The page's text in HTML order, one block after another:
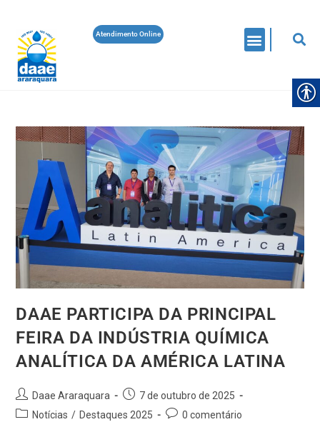
Atendimento Online
DAAE PARTICIPA DA PRINCIPAL
FEIRA DA INDÚSTRIA QUÍMICA
ANALÍTICA DA AMÉRICA LATINA
Daae Araraquara
7 de outubro de 2025
Notícias / Destaques 2025 0 comentário